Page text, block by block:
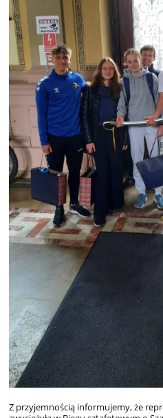
Z przyjemnością informujemy, że